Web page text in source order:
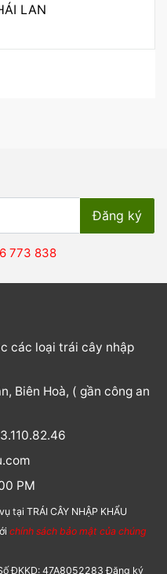
LAN
773 838
các loại trái cây nhập
Biên Hoà, ( gần công an
PM
tại TRÁI CÂY NHẬP KHẨU
chính sách bảo mật của chúng
ĐKKD: 47A8052283 Đăng ký